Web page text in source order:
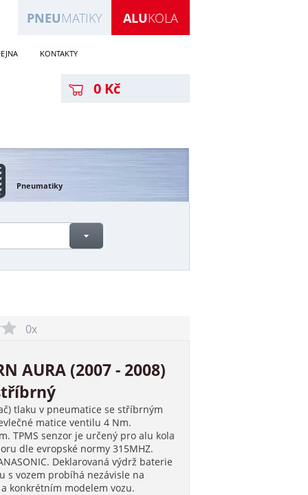
ALUKOLA
PNEUMATIKY
KONTAKTY
0 Kč
Pneumatiky
0x
AURA (2007 - 2008)
tlaku v pneumatice se stříbrným
matice ventilu 4 Nm.
TPMS senzor je určený pro alu kola
dle evropské normy 315MHZ.
Deklarovaná výdrž baterie
s vozem probíhá nezávisle na
konkrétním modelem vozu.